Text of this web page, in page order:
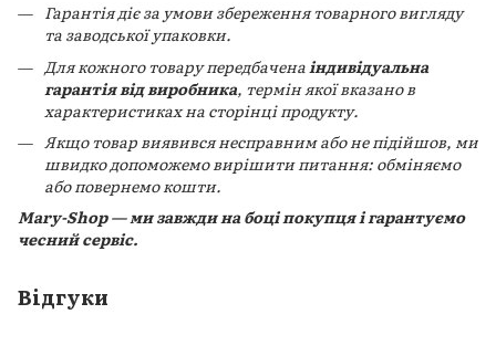
Гарантія діє за умови збереження товарного вигляду
та заводської упаковки.
Для кожного товару передбачена індивідуальна
гарантія від виробника, термін якої вказано в
характеристиках на сторінці продукту.
Якщо товар виявився несправним або не підійшов, ми
швидко допоможемо вирішити питання: обміняємо
або повернемо кошти.
Mary-Shop — ми завжди на боці покупця і гарантуємо
чесний сервіс.
Відгуки